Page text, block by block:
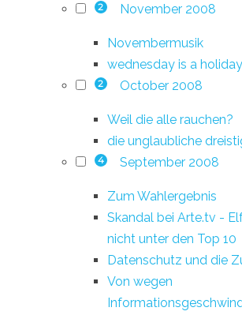
2 November 2008
Novembermusik
wednesday is a holiday
2 October 2008
Weil die alle rauchen?
die unglaubliche
4 September 2008
Zum Wahlergebnis
Skandal bei Arte.tv -
nicht unter den Top 10
Datenschutz und die
Von wegen